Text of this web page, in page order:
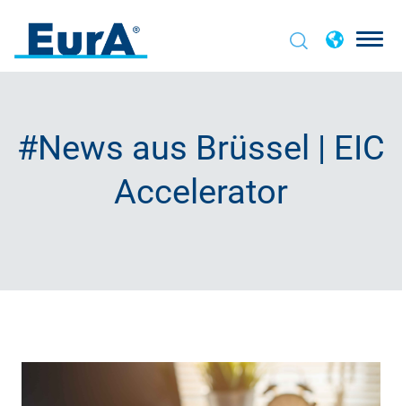
#News aus Brüssel | EIC
Accelerator